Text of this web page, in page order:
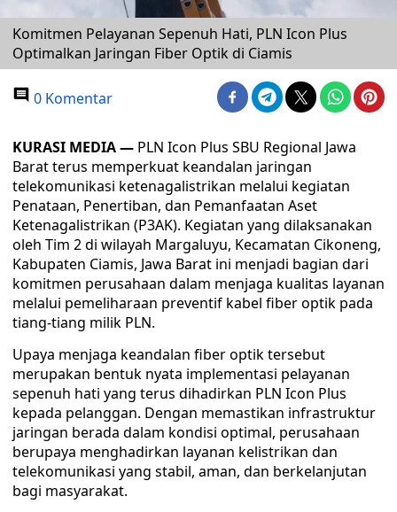
Komitmen Pelayanan Sepenuh Hati, PLN Icon Plus
Optimalkan Jaringan Fiber Optik di Ciamis
0 Komentar
KURASI MEDIA — PLN Icon Plus SBU Regional Jawa
Barat terus memperkuat keandalan jaringan
telekomunikasi ketenagalistrikan melalui kegiatan
Penataan, Penertiban, dan Pemanfaatan Aset
Ketenagalistrikan (P3AK). Kegiatan yang dilaksanakan
oleh Tim 2 di wilayah Margaluyu, Kecamatan Cikoneng,
Kabupaten Ciamis, Jawa Barat ini menjadi bagian dari
komitmen perusahaan dalam menjaga kualitas layanan
melalui pemeliharaan preventif kabel fiber optik pada
tiang-tiang milik PLN.
Upaya menjaga keandalan fiber optik tersebut
merupakan bentuk nyata implementasi pelayanan
sepenuh hati yang terus dihadirkan PLN Icon Plus
kepada pelanggan. Dengan memastikan infrastruktur
jaringan berada dalam kondisi optimal, perusahaan
berupaya menghadirkan layanan kelistrikan dan
telekomunikasi yang stabil, aman, dan berkelanjutan
bagi masyarakat.